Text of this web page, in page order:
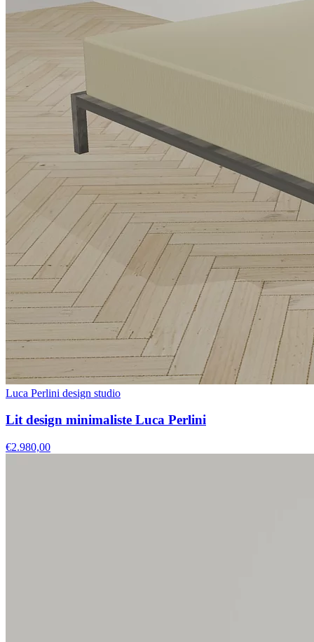
Luca Perlini design studio
Lit design minimaliste Luca Perlini
€2.980,00